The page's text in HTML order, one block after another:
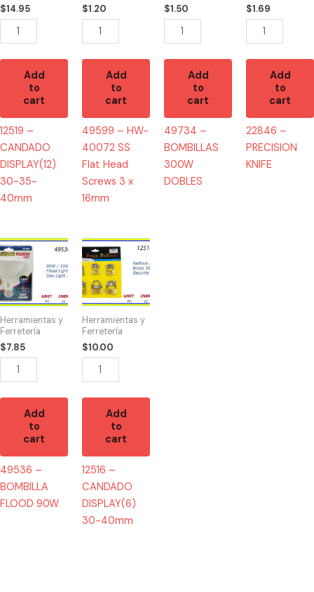
$14.95
40mm
quantity
Add
to
cart
12519 –
CANDADO
DISPLAY(12)
30-35-
40mm
$1.20
Head
Screws
3
x
16mm
quantity
Add
to
cart
49599 – HW-
40072 SS
Flat Head
Screws 3 x
16mm
$1.50
Add
to
cart
49734 –
BOMBILLAS
300W
DOBLES
$1.69
Add
to
cart
22846 –
PRECISION
KNIFE
Herramientas y
Ferretería
$7.85
49536
-
BOMBILLA
FLOOD
90W
quantity
Add
to
cart
49536 –
BOMBILLA
FLOOD 90W
Herramientas y
Ferretería
$10.00
12516
-
CANDADO
DISPLAY(6)
30-
40mm
quantity
Add
to
cart
12516 –
CANDADO
DISPLAY(6)
30-40mm